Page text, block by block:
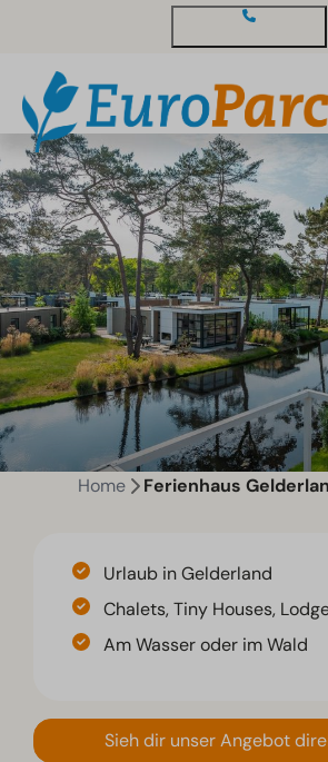
Home Ferienhaus
Urlaub in Gelderland
Chalets, Tiny Houses,
Am Wasser oder im Wald
Sieh dir unser Angebot